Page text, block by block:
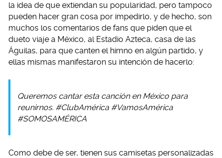
la idea de que extiendan su popularidad, pero tampoco
pueden hacer gran cosa por impedirlo, y de hecho, son
muchos los comentarios de fans que piden que el
dueto viaje a México, al Estadio Azteca, casa de las
Águilas, para que canten el himno en algún partido, y
ellas mismas manifestaron su intención de hacerlo:
Queremos cantar esta canción en México para
reunirnos. #ClubAmérica #VamosAmérica
#SOMOSAMÉRICA
Como debe de ser, tienen sus camisetas personalizadas